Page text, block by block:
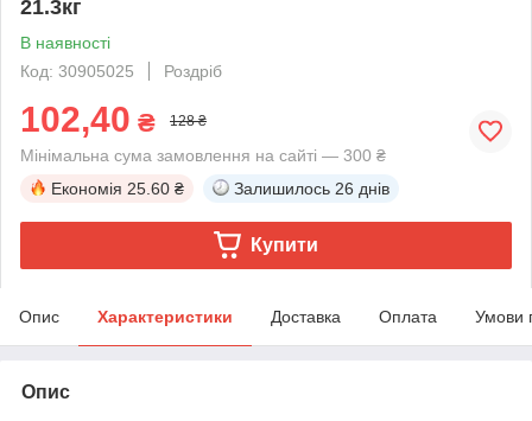
21.3кг
В наявності
Код: 30905025
Роздріб
102,40 ₴ 128 ₴
Мінімальна сума замовлення на сайті — 300 ₴
Економія 25.60 ₴ Залишилось 26 днів
Купити
Опис Характеристики Доставка Оплата Умови
Опис